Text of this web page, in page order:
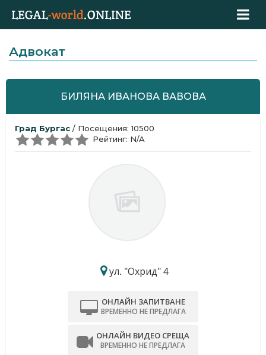
Адвокат
БИЛЯНА ИВАНОВА ВАВОВА
Град Бургас / Посещения: 10500
Рейтинг: N/A
ул. "Охрид" 4
ОНЛАЙН ЗАПИТВАНЕ
ВРЕМЕННО НЕ ПРЕДЛАГА
ОНЛАЙН ВИДЕО СРЕЩА
ВРЕМЕННО НЕ ПРЕДЛАГА